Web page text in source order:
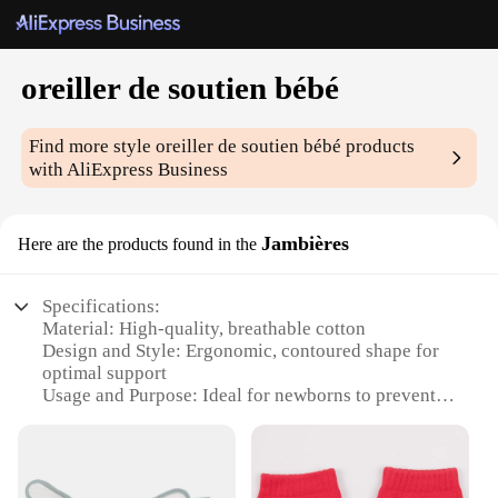
oreiller de soutien bébé
Find more styleoreiller de soutien bébé products
with AliExpress Business
Here are the products found in the Jambières
Specifications:
Material: High-quality, breathable cotton
Design and Style: Ergonomic, contoured shape for
optimal support
Usage and Purpose: Ideal for newborns to prevent
Parts and Accessories: Includes two jambières for